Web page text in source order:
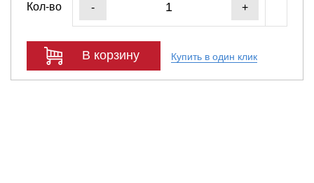
Кол-во - +
В корзину Купить в один клик